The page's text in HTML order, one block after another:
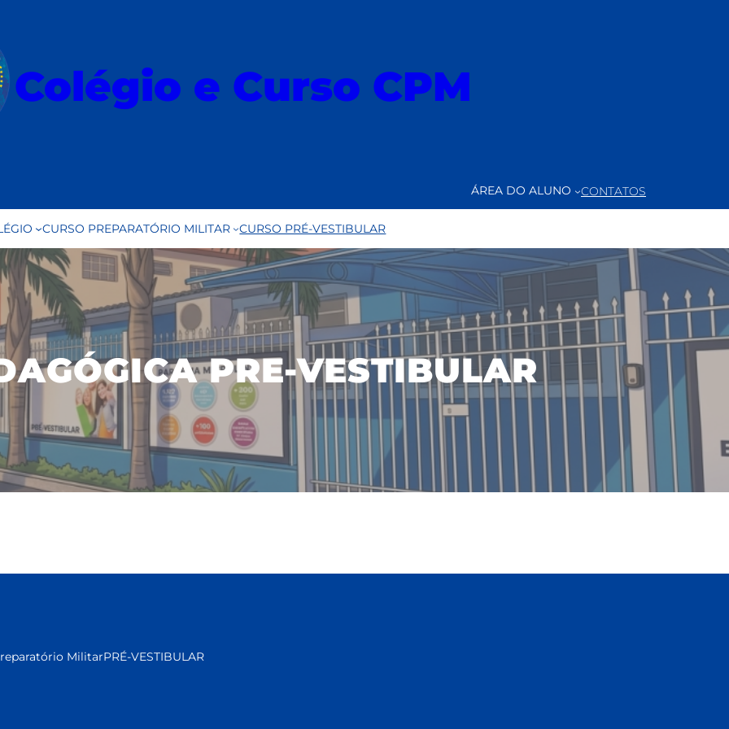
Colégio e Curso CPM
ÁREA DO ALUNO CONTATOS
CURSO PREPARATÓRIO MILITAR CURSO PRÉ-VESTIBULAR
PRE-VESTIBULAR
MilitarPRÉ-VESTIBULAR